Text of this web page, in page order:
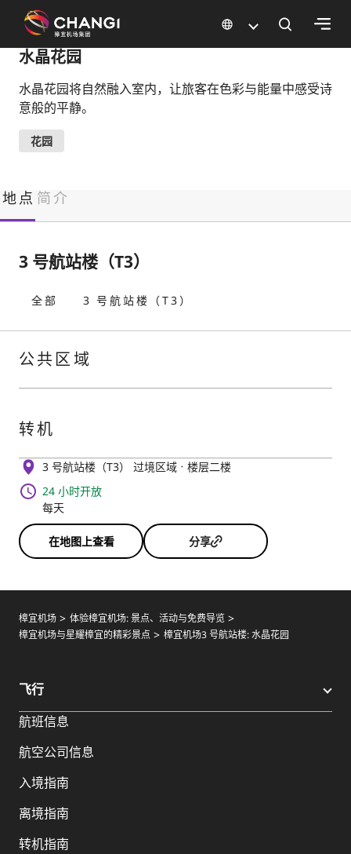
所
有
樟
宜
站:
择
语
言:
水晶花园
水晶花园将自然融入室内，让旅客在色彩与能量中感受诗
意般的平静。
花园
地点 简介
3 号航站楼（T3）
全部 3 号航站楼（T3）
公共区域
转机
3 号航站楼（T3） 过境区域
楼层二楼
24 小时开放
每天
在地图上查看 分享
樟宜机场
体验樟宜机场: 景点、活动与免费导览
樟宜机场与星耀樟宜的精彩景点
樟宜机场3 号航站楼: 水晶花园
飞行
航班信息
航空公司信息
入境指南
离境指南
转机指南